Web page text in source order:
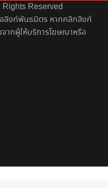
Reserved
ลิงก์พันธมิตร หากคลิกลิงก์
ากผู้ให้บริการโฆษณาหรือ